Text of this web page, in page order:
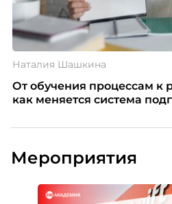
Наталия Шашкина
От обучения процессам к
как меняется система
Мероприятия